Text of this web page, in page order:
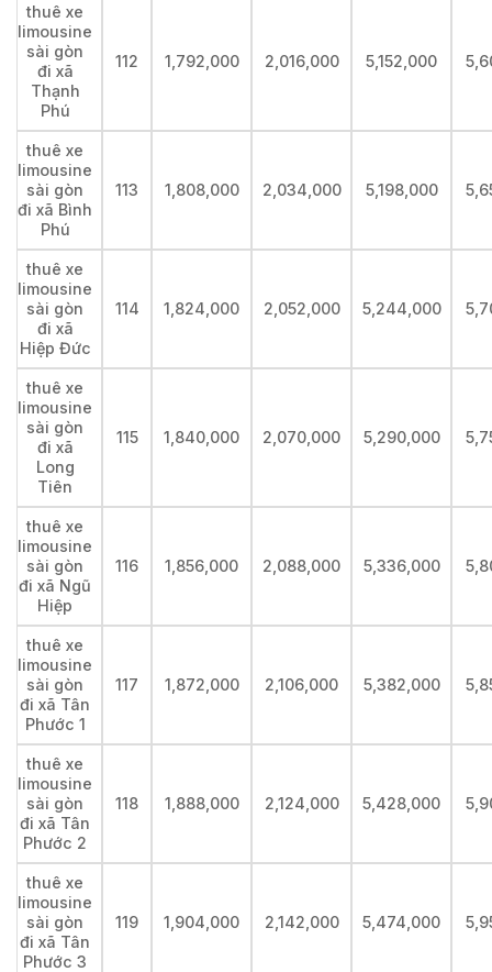
thuê xe
limousine
sài gòn
đi xã
Thạnh
Phú
112 1,792,000 2,016,000 5,152,000
thuê xe
limousine
sài gòn
đi xã Bình
Phú
113 1,808,000 2,034,000 5,198,000
thuê xe
limousine
sài gòn
đi xã
Hiệp Đức
114 1,824,000 2,052,000 5,244,000
thuê xe
limousine
sài gòn
đi xã
Long
Tiên
115 1,840,000 2,070,000 5,290,000
thuê xe
limousine
sài gòn
đi xã Ngũ
Hiệp
116 1,856,000 2,088,000 5,336,000
thuê xe
limousine
sài gòn
đi xã Tân
Phước 1
117 1,872,000 2,106,000 5,382,000
thuê xe
limousine
sài gòn
đi xã Tân
Phước 2
118 1,888,000 2,124,000 5,428,000
thuê xe
limousine
sài gòn
đi xã Tân
Phước 3
119 1,904,000 2,142,000 5,474,000